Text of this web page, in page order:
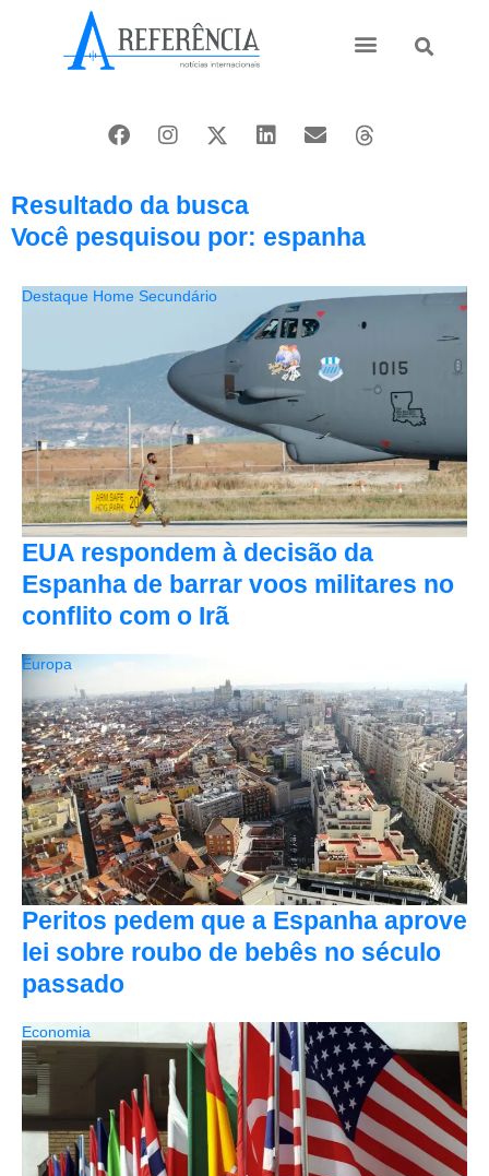
Resultado da busca
Você pesquisou por: espanha
EUA respondem à decisão da
Espanha de barrar voos militares no
conflito com o Irã
Destaque Home Secundário
Peritos pedem que a Espanha aprove
lei sobre roubo de bebês no século
passado
Europa
Economia